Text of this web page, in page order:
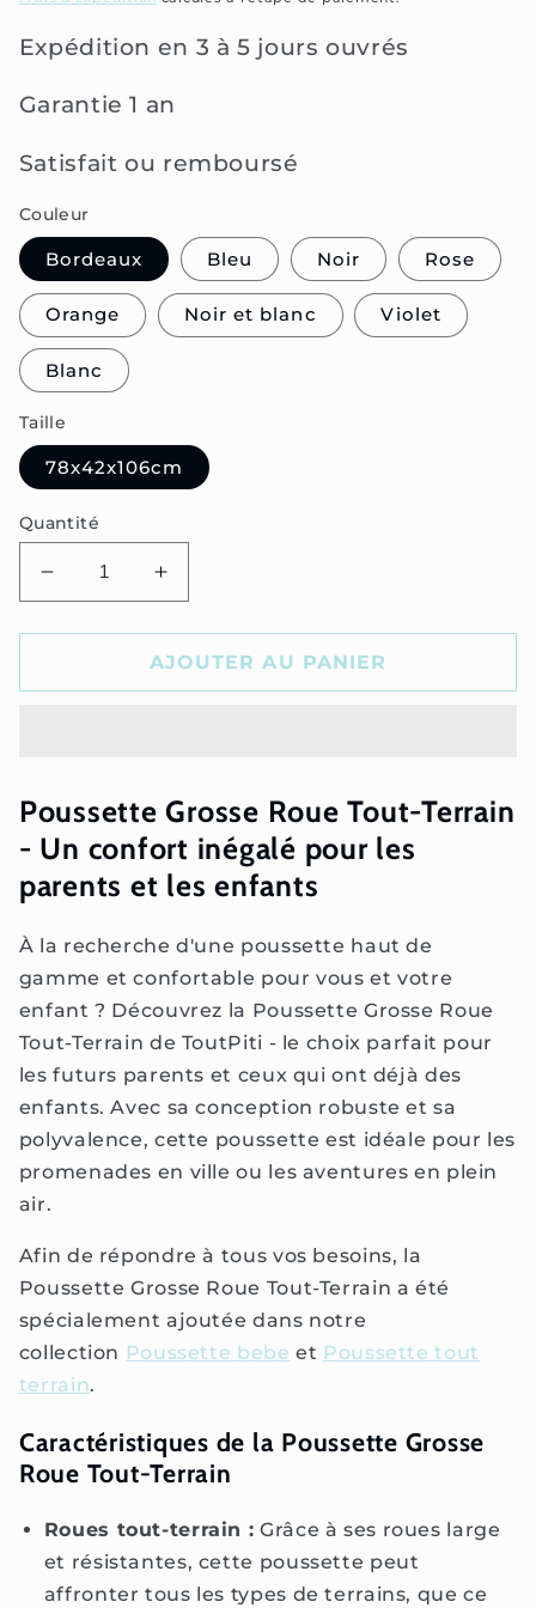
Expédition en 3 à 5 jours ouvrés
Garantie 1 an
Satisfait ou remboursé
Couleur
Bordeaux Bleu Noir Rose
Orange Noir et blanc Violet
Blanc
Taille
78x42x106cm
Quantité
Réduire
la
quantité
Poussette
Augmenter
la
quantité
de
Poussette
AJOUTER AU PANIER
Poussette Grosse Roue Tout-Terrain
- Un confort inégalé pour les
parents et les enfants
À la recherche d'une poussette haut de
gamme et confortable pour vous et votre
enfant ? Découvrez la Poussette Grosse Roue
Tout-Terrain de ToutPiti - le choix parfait pour
les futurs parents et ceux qui ont déjà des
enfants. Avec sa conception robuste et sa
polyvalence, cette poussette est idéale pour les
promenades en ville ou les aventures en plein
air.
Afin de répondre à tous vos besoins, la
Poussette Grosse Roue Tout-Terrain a été
spécialement ajoutée dans notre
collection Poussette bebe et Poussette tout
terrain.
Caractéristiques de la Poussette Grosse
Roue Tout-Terrain
Roues tout-terrain : Grâce à ses roues large
et résistantes, cette poussette peut
affronter tous les types de terrains, que ce